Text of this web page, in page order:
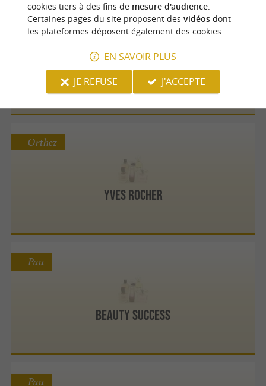
Beauty Success
Orthez
Yves Rocher
Orthez
Beauty Success
Pau
Pau
cookies tiers à des fins de mesure d'audience.
Certaines pages du site proposent des vidéosdont
les plateformes déposent également des cookies.
EN SAVOIR PLUS
JE REFUSE
J'ACCEPTE